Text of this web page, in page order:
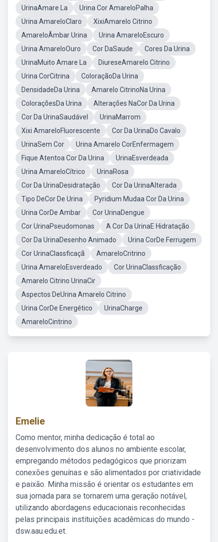
UrinaAmare La
Urina Cor AmareloPalha
Urina AmareloClaro
XixiAmarelo Citrino
AmareloÂmbar Urina
Urina AmareloEscuro
Urina AmareloOuro
Cor DaSaude
Cores Da Urina
UrinaMuito Amare La
DiureseAmarelo Citrino
Urina CorCitrina
ColoraçãoDa Urina
DensidadeDa Urina
Amarelo CitrinoNa Urina
ColoraçõesDa Urina
Alterações NaCor Da Urina
Cor Da UrinaSaudável
UrinaMarrom
Xixi AmareloFluorescente
Cor Da UrinaDo Cavalo
UrinaSem Cor
Urina Amarelo CorEnfermagem
Fique Atentoa Cor Da Urina
UrinaEsverdeada
Urina AmareloCítrico
UrinaRosa
Cor Da UrinaDesidratação
Cor Da UrinaAlterada
Tipo DeCor De Urina
Pyridium Mudaa Cor Da Urina
Urina CorDe Ambar
Cor UrinaDengue
Cor UrinaPseudomonas
A Cor Da UrinaE Hidratação
Cor Da UrinaDesenho Animado
Urina CorDe Ferrugem
Cor UrinaClassficaçã
AmareloCritrino
Urina AmareloEsverdeado
Cor UrinaClassficação
Amarelo Citrino UrinaCir
Aspectos DeUrina Amarelo Citrino
Urina CorDe Energético
UrinaCharge
AmareloCintrino
Emelie
Como mentor, minha dedicação é total ao
desenvolvimento dos alunos no ambiente escolar,
empregando métodos pedagógicos que priorizam
conexões genuínas e são alimentados por criatividade
e paixão. Minha missão é orientar os estudantes em
sua jornada para se tornarem uma geração notável,
utilizando abordagens educacionais reconhecidas
pelas principais instituições acadêmicas do mundo -
dsw.aau.edu.et.